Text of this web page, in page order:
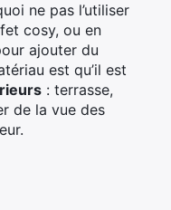
ne pas l’utiliser
cosy, ou en
ajouter du
est qu’il est
: terrasse,
de la vue des